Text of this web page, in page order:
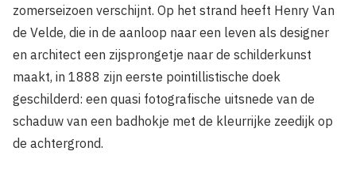
zomerseizoen verschijnt. Op het strand heeft Henry Van
de Velde, die in de aanloop naar een leven als designer
en architect een zijsprongetje naar de schilderkunst
maakt, in 1888 zijn eerste pointillistische doek
geschilderd: een quasi fotografische uitsnede van de
schaduw van een badhokje met de kleurrijke zeedijk op
de achtergrond.